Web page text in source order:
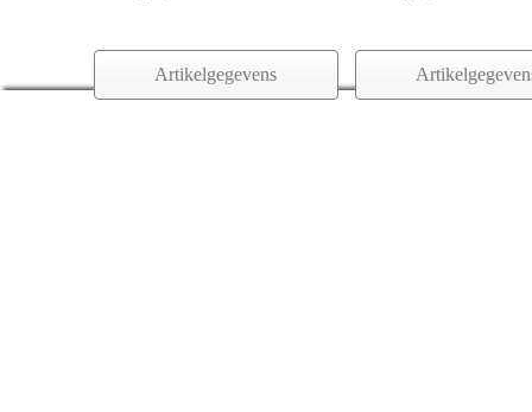
Artikelgegevens